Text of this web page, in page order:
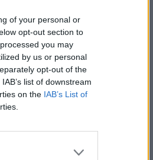
of your personal or
opt-out section to
you may
by us or personal
opt-out of the
list of downstream
on the IAB’s List of